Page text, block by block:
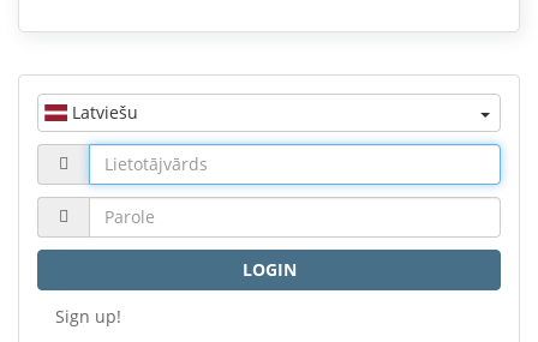
Latviešu
LOGIN
Sign up!